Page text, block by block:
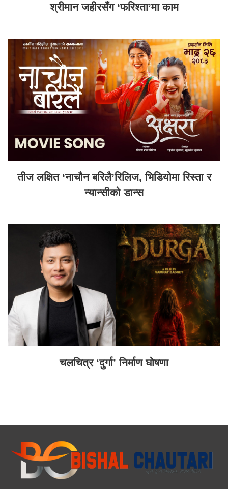
श्रीमान जहीरसँग ‘फरिश्ता’मा काम
तीज लक्षित ‘नाचौन बरिलै’रिलिज, भिडियोमा रिस्ता र
न्यान्सीको डान्स
चलचित्र ‘दुर्गा’ निर्माण घोषणा